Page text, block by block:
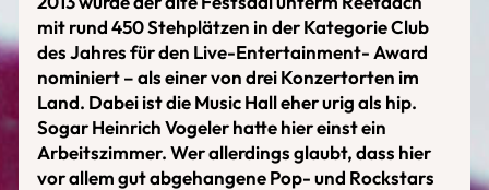
mit rund 450 Stehplätzen in der Kategorie Club
des Jahres für den Live-Entertainment- Award
nominiert – als einer von drei Konzertorten im
Land. Dabei ist die Music Hall eher urig als hip.
Sogar Heinrich Vogeler hatte hier einst ein
Arbeitszimmer. Wer allerdings glaubt, dass hier
vor allem gut abgehangene Pop- und Rockstars